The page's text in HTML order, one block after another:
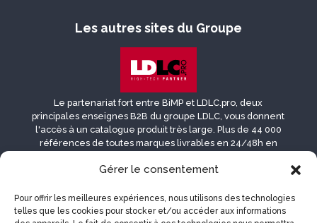
Gérer le consentement
Pour offrir les meilleures expériences, nous utilisons des technologies
telles que les cookies pour stocker et/ou accéder aux informations
Les autres sites du Groupe
Le partenariat fort entre BiMP et LDLC.pro, deux
principales enseignes B2B du groupe LDLC, vous donnent
l'accès à un catalogue produit très large. Plus de 44 000
références de toutes marques livrables en 24/48h en